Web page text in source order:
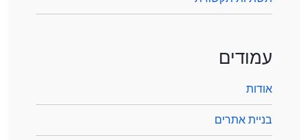
עמודים
אודות
בניית אתרים